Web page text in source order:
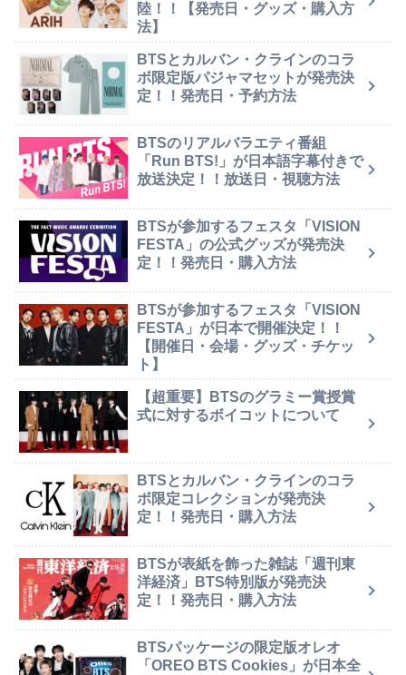
陸！！【発売日・グッズ・購入方
法】
BTSとカルバン・クラインのコラ
ボ限定版パジャマセットが発売決
定！！発売日・予約方法
BTSのリアルバラエティ番組
「Run BTS!」が日本語字幕付きで
放送決定！！放送日・視聴方法
BTSが参加するフェスタ「VISION
FESTA」の公式グッズが発売決
定！！発売日・購入方法
BTSが参加するフェスタ「VISION
FESTA」が日本で開催決定！！
【開催日・会場・グッズ・チケッ
ト】
【超重要】BTSのグラミー賞授賞
式に対するボイコットについて
BTSとカルバン・クラインのコラ
ボ限定コレクションが発売決
定！！発売日・購入方法
BTSが表紙を飾った雑誌「週刊東
洋経済」BTS特別版が発売決
定！！発売日・購入方法
BTSパッケージの限定版オレオ
「OREO BTS Cookies」が日本全